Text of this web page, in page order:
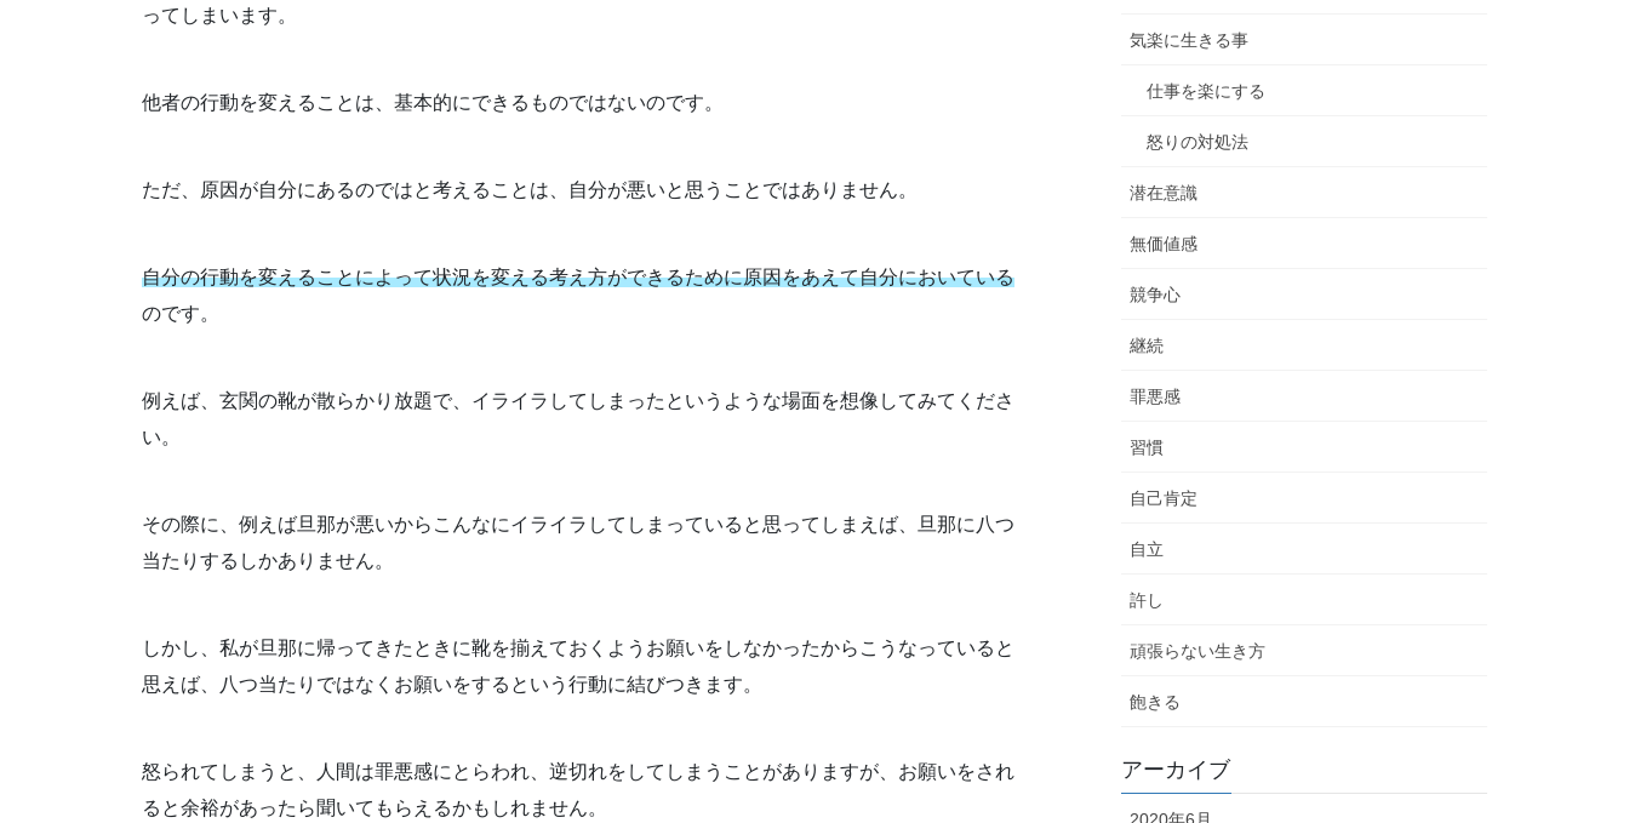
ってしまいます。
他者の行動を変えることは、基本的にできるものではないのです。
ただ、原因が自分にあるのではと考えることは、自分が悪いと思うことではありません。
自分の行動を変えることによって状況を変える考え方ができるために原因をあえて自分においている
のです。
例えば、玄関の靴が散らかり放題で、イライラしてしまったというような場面を想像してみてくださ
い。
その際に、例えば旦那が悪いからこんなにイライラしてしまっていると思ってしまえば、旦那に八つ
当たりするしかありません。
しかし、私が旦那に帰ってきたときに靴を揃えておくようお願いをしなかったからこうなっていると
思えば、八つ当たりではなくお願いをするという行動に結びつきます。
怒られてしまうと、人間は罪悪感にとらわれ、逆切れをしてしまうことがありますが、お願いをされ
ると余裕があったら聞いてもらえるかもしれません。
気楽に生きる事
仕事を楽にする
怒りの対処法
潜在意識
無価値感
競争心
継続
罪悪感
習慣
自己肯定
自立
許し
頑張らない生き方
飽きる
アーカイブ
2020年6月